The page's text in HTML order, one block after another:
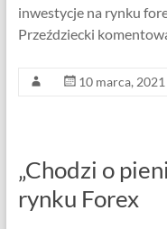
inwestycje na rynku
Przeździecki
10 marca, 2021
„Chodzi o
rynku Forex